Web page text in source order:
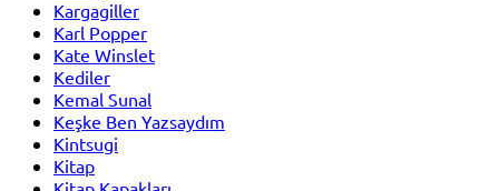
Kargagiller
Karl Popper
Kate Winslet
Kediler
Kemal Sunal
Keşke Ben Yazsaydım
Kintsugi
Kitap